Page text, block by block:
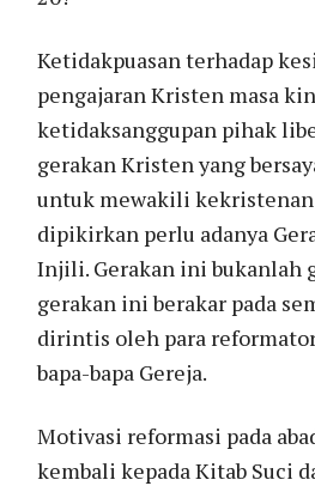
Ketidakpuasan terhadap
pengajaran Kristen masa
ketidaksanggupan pihak
gerakan Kristen yang
untuk mewakili kekristenan
dipikirkan perlu adanya
Injili. Gerakan ini bukanlah
gerakan ini berakar pada
dirintis oleh para
bapa-bapa Gereja.
Motivasi reformasi pada
kembali kepada Kitab Suci